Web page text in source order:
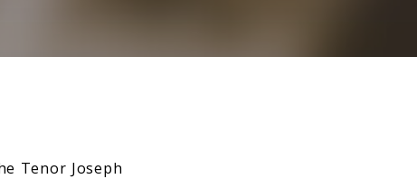
Tenor Joseph